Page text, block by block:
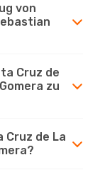
von
Cruz de
zu
Cruz de La